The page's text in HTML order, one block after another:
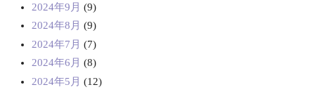
2024年9月 (9)
2024年8月 (9)
2024年7月 (7)
2024年6月 (8)
2024年5月 (12)